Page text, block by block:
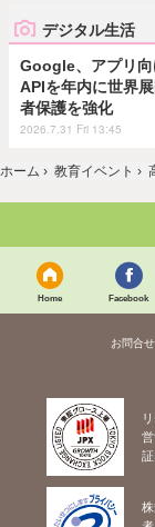
デジタル生活
Google、アプリ
APIを年内に世界
者保護を強化
2026.7.31 Fri 13:45
ホーム › 教育イベント ›
Home Facebook
お問合せ